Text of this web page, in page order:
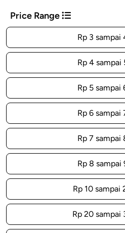
Price Range
Rp 3 sampai
Rp 4 sampai
Rp 5 sampai
Rp 6 sampai
Rp 7 sampai
Rp 8 sampai
Rp 10 sampai
Rp 20 sampai